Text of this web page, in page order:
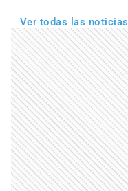
Ver todas las noticias